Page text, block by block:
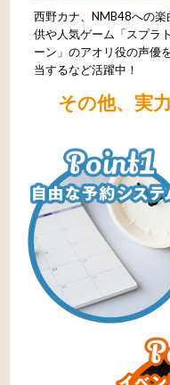
西野カナ、NMB48への楽
供や人気ゲーム「スプラ
ーン」のアオリ役の声優
当するなど活躍中！
その他、実